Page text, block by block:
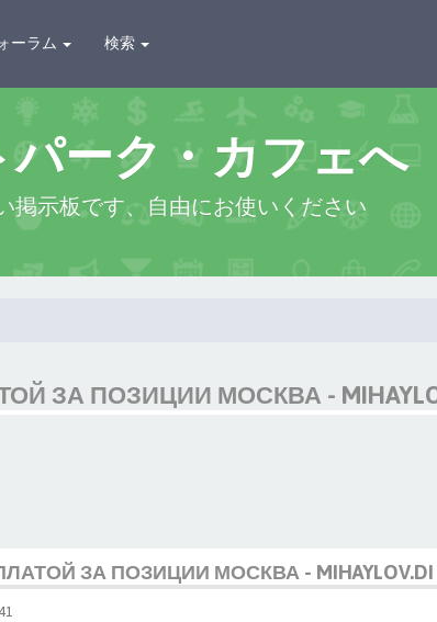
ーラム 検索
ーク・カフェへ
掲示板です、自由にお使いください
ЗА ПОЗИЦИИ МОСКВА -
ЗА ПОЗИЦИИ МОСКВА - MIHAYLOV.DI